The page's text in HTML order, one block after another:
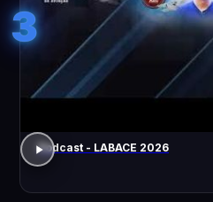
3
Podcast - LABACE 2026